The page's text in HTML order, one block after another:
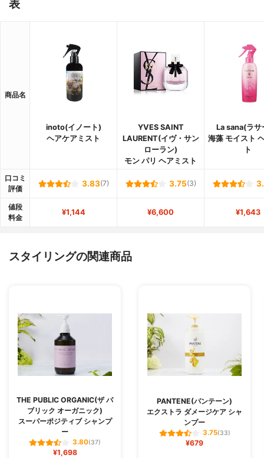
表
商品名
inoto(イノート)
ヘアケアミスト
YVES SAINT
LAURENT(イヴ・サン
ローラン)
モン パリ ヘアミスト
La sana(ラサ
海藻 モイスト
ト
口コミ
評価
3.83(7) 3.75(3)
値段
料金
¥1,144 ¥6,600 ¥1,643
スタイリングの関連商品
THE PUBLIC ORGANIC(ザ パ
ブリック オーガニック)
スーパーポジティブ シャンプ
ー
3.80(37)
¥1,698
PANTENE(パンテーン)
エクストラ ダメージケア シャ
ンプー
3.75(33)
¥679